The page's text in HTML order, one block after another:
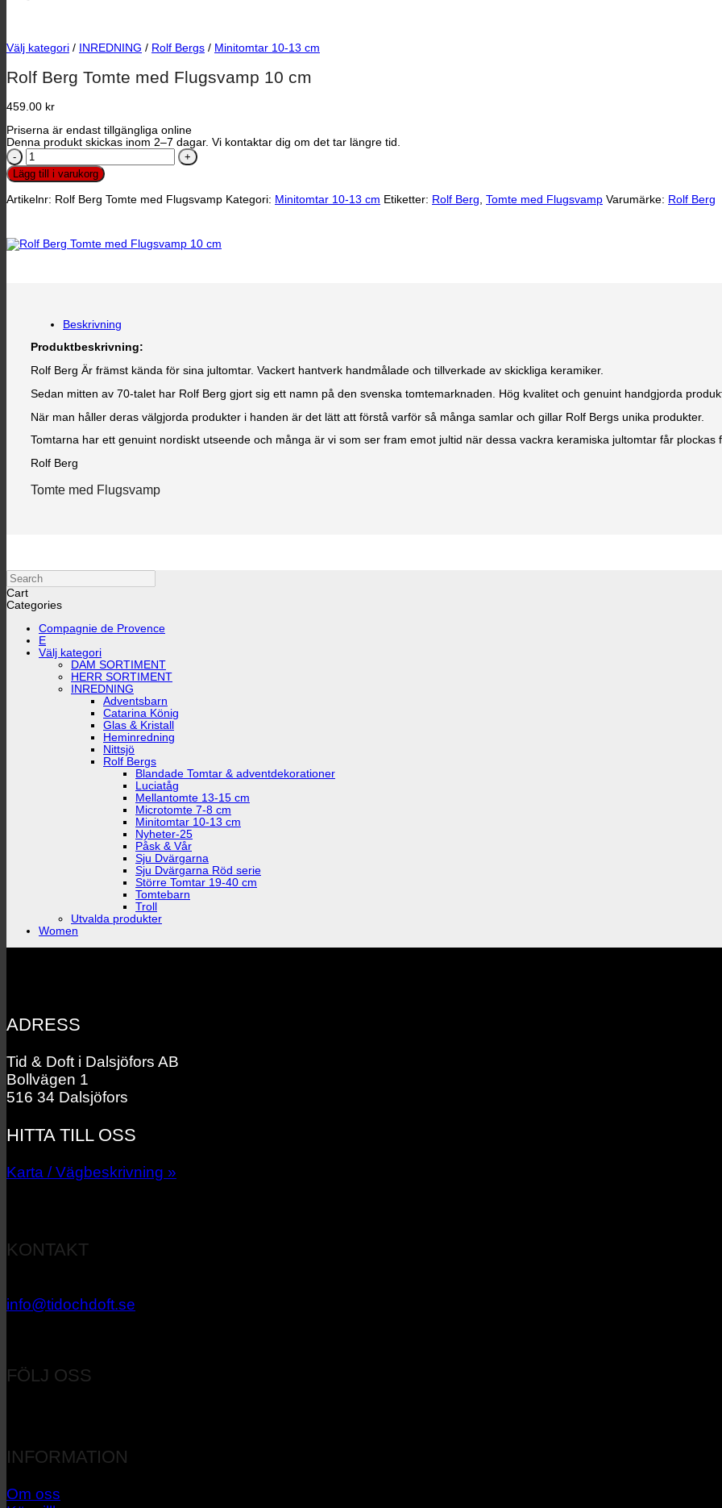
Välj kategori / INREDNING / Rolf Bergs / Minitomtar 10-13 cm
Rolf Berg Tomte med Flugsvamp 10 cm
459.00 kr
Priserna är endast tillgängliga online
Denna produkt skickas inom 2–7 dagar. Vi kontaktar dig om det tar längre tid.
Rolf
Berg
Tomte
Flugsvamp
mängd
Lägg till i varukorg
Artikelnr: Rolf Berg Tomte med Flugsvamp Kategori: Minitomtar 10-13 cm Etiketter: Rolf Berg Tomte med Flugsvamp Varumärke: Rolf Berg
Beskrivning
Produktbeskrivning:
Rolf Berg Är främst kända för sina jultomtar. Vackert hantverk handmålade och tillverkade av skickliga keramiker.
Sedan mitten av 70-talet har Rolf Berg gjort sig ett namn på den svenska tomtemarknaden. Hög kvalitet och genuint handgjorda
När man håller deras välgjorda produkter i handen är det lätt att förstå varför så många samlar och gillar Rolf Bergs unika produkter.
Tomtarna har ett genuint nordiskt utseende och många är vi som ser fram emot jultid när dessa vackra keramiska jultomtar får plockas
Rolf Berg
Tomte med Flugsvamp
Search
Cart
Categories
Compagnie de Provence
E
Välj kategori
DAM SORTIMENT
HERR SORTIMENT
INREDNING
Adventsbarn
Catarina König
Glas & Kristall
Heminredning
Nittsjö
Rolf Bergs
Blandade Tomtar & adventdekorationer
Luciatåg
Mellantomte 13-15 cm
Microtomte 7-8 cm
Minitomtar 10-13 cm
Nyheter-25
Påsk & Vår
Sju Dvärgarna
Sju Dvärgarna Röd serie
Större Tomtar 19-40 cm
Tomtebarn
Troll
Utvalda produkter
Women
ADRESS
Tid & Doft i Dalsjöfors AB
Bollvägen 1
516 34 Dalsjöfors
HITTA TILL OSS
Karta / Vägbeskrivning »
KONTAKT
info@tidochdoft.se
FÖLJ OSS
INFORMATION
Om oss